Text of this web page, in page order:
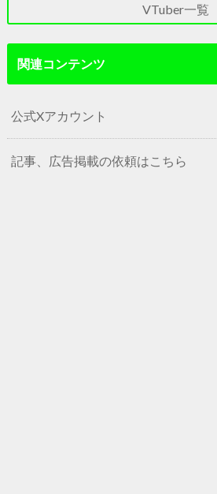
VTuber一覧
関連コンテンツ
公式Xアカウント
記事、広告掲載の依頼はこちら